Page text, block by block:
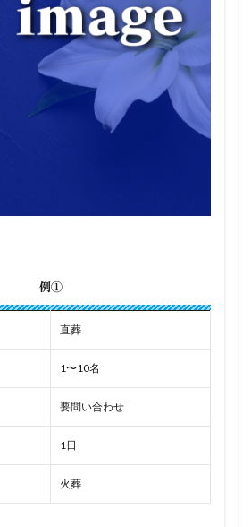
例①
直葬
1〜10名
要問い合わせ
1日
火葬